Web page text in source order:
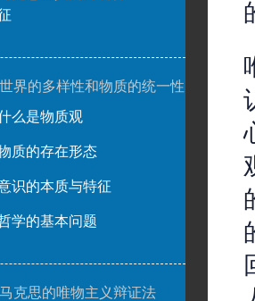
界的多样性和物质的统一性
么是物质观
质的存在形态
识的本质与特征
学的基本问题
克思的唯物主义辩证法